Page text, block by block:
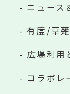
ニュース
有度/草
広場利用
コラボ